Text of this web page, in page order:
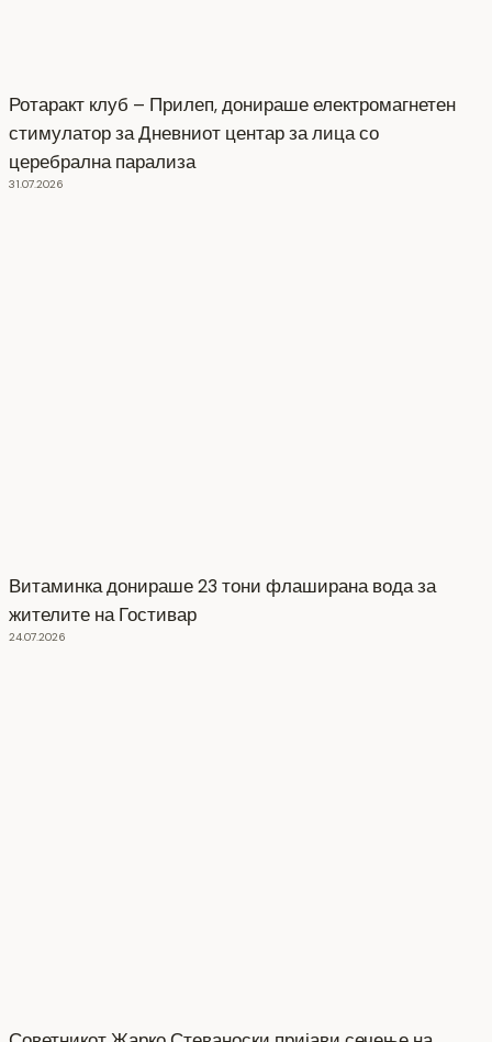
Ротаракт клуб – Прилеп, донираше електромагнетен
стимулатор за Дневниот центар за лица со
церебрална парализа
31.07.2026
Витаминка донираше 23 тони флаширана вода за
жителите на Гостивар
24.07.2026